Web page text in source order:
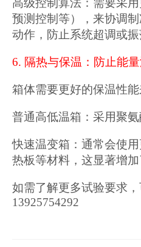
高级控制算法：需要采
预测控制等），来协调
动作，防止系统超调或振
6. 隔热与保温：防止能
箱体需要更好的保温性
普通高低温箱：采用聚氨
快速温变箱：通常会使
热板等材料，这显著增
如需了解更多试验要求
13925754292